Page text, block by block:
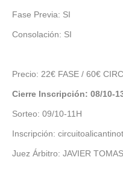
Fase Previa: SI
Consolación: SI
Precio: 22€ FASE / 60€
Cierre Inscripción: 08/10-
Sorteo: 09/10-11H
Inscripción:
Juez Árbitro: JAVIER TOMAS